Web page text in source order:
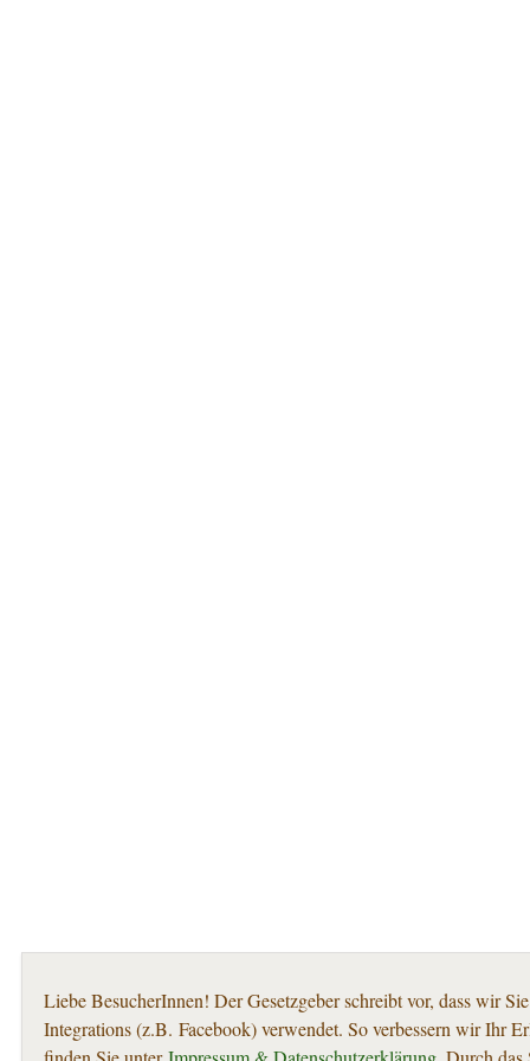
Liebe BesucherInnen! Der Gesetzgeber schreibt vor, dass wir
Integrations (z.B. Facebook) verwendet. So verbessern wir Ihr